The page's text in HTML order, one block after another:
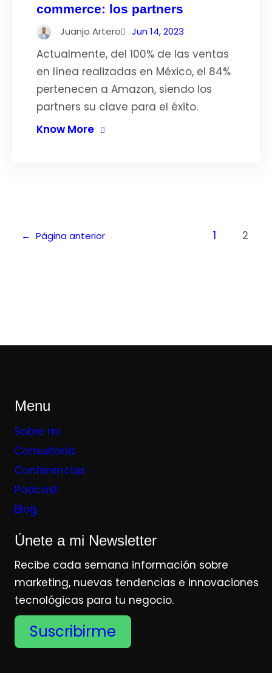
commerce: los partners
Juanjo Artero Jun 14, 2023
Actualmente, del 100% de las ventas
en línea realizadas en México, el 84%
pertenecen a Amazon, siendo los
partners su clave para el éxito.
Know More
← Página anterior 1 2
Menu
Sobre mi
Consultoría
Conferencias
Podcast
Blog
Únete a mi Newsletter
Recibe cada semana información sobre
marketing, nuevas tendencias e innovaciones
tecnológicas para tu negocio.
Suscribirme